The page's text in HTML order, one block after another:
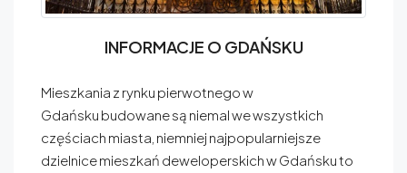
INFORMACJE O GDAŃSKU
Mieszkania z rynku pierwotnego w
Gdańsku budowane są niemal we wszystkich
częściach miasta, niemniej najpopularniejsze
dzielnice mieszkań deweloperskich w Gdańsku to